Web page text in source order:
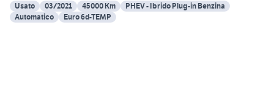
Usato
03/2021 45000 Km
PHEV - Ibrido Plug-in Benzina
Automatico
Euro 6d-TEMP